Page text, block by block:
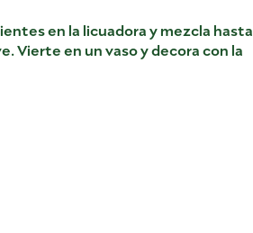
en la licuadora y mezcla hasta
Vierte en un vaso y decora con la